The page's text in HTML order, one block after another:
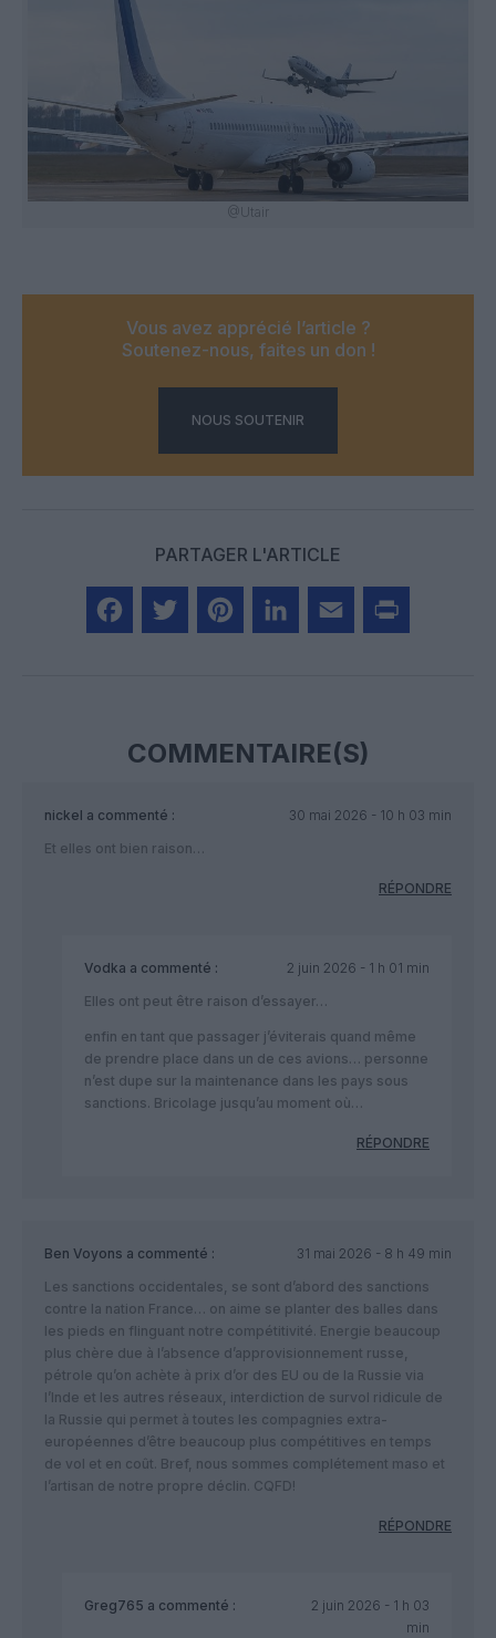
@Utair
Vous avez apprécié l’article ?
Soutenez-nous, faites un don !
NOUS SOUTENIR
PARTAGER L'ARTICLE
COMMENTAIRE(S)
nickel a commenté :
30 mai 2026 - 10 h 03 min
Et elles ont bien raison…
RÉPONDRE
Vodka a commenté :
2 juin 2026 - 1 h 01 min
Elles ont peut être raison d’essayer…
enfin en tant que passager j’éviterais quand même
de prendre place dans un de ces avions… personne
n’est dupe sur la maintenance dans les pays sous
sanctions. Bricolage jusqu’au moment où…
RÉPONDRE
Ben Voyons a commenté :
31 mai 2026 - 8 h 49 min
Les sanctions occidentales, se sont d’abord des sanctions
contre la nation France… on aime se planter des balles dans
les pieds en flinguant notre compétitivité. Energie beaucoup
plus chère due à l’absence d’approvisionnement russe,
pétrole qu’on achète à prix d’or des EU ou de la Russie via
l’Inde et les autres réseaux, interdiction de survol ridicule de
la Russie qui permet à toutes les compagnies extra-
européennes d’être beaucoup plus compétitives en temps
de vol et en coût. Bref, nous sommes complétement maso et
l’artisan de notre propre déclin. CQFD!
RÉPONDRE
Greg765 a commenté :
2 juin 2026 - 1 h 03
min